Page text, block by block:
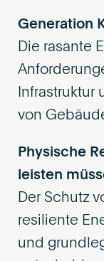
Generation
Die rasante
von
Physische
leisten
Der Schutz
resiliente
und